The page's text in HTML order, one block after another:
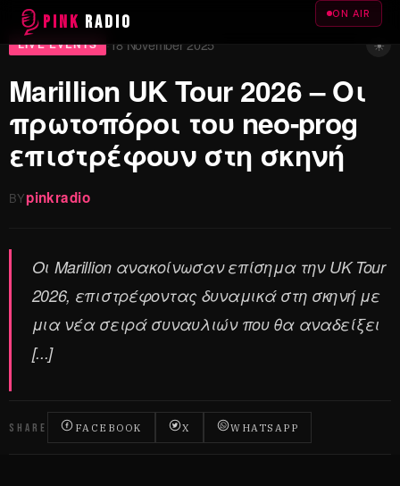
PINK RADIO ON AIR
LIVE EVENTS · 18 November 2025 ☀
Marillion UK Tour 2026 – Οι
πρωτοπόροι του neo-prog
επιστρέφουν στη σκηνή
BYpinkradio
Οι Marillion ανακοίνωσαν επίσημα την UK Tour
2026, επιστρέφοντας δυναμικά στη σκηνή με
μια νέα σειρά συναυλιών που θα αναδείξει
[...]
SHARE FACEBOOK X WHATSAPP